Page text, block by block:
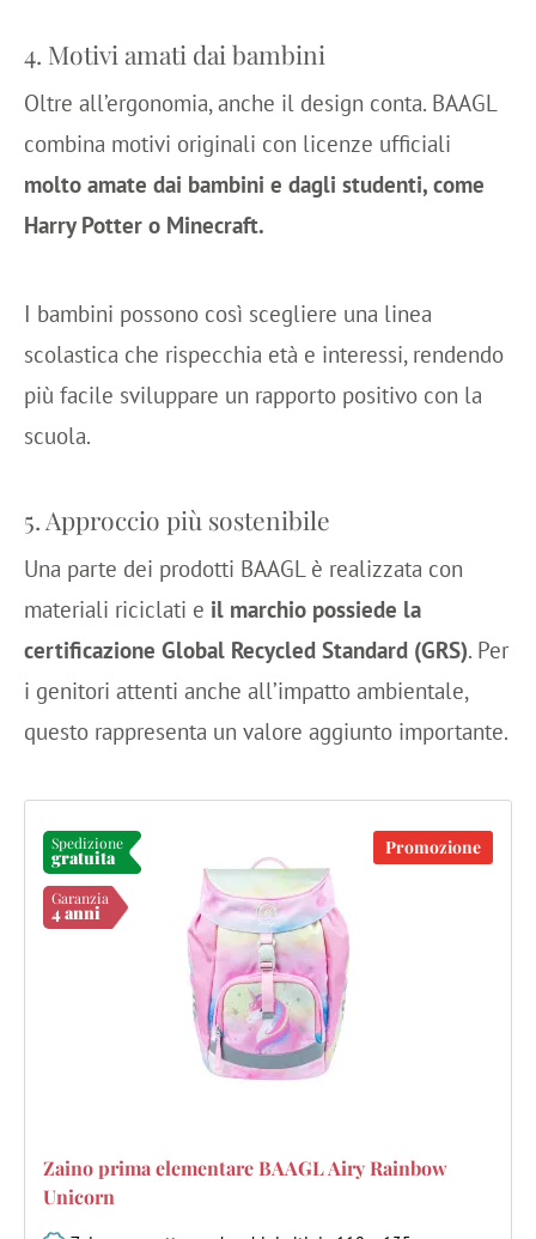
4. Motivi amati dai bambini
Oltre all’ergonomia, anche il design conta. BAAGL
combina motivi originali con licenze ufficiali
molto amate dai bambini e dagli studenti, come
Harry Potter o Minecraft.
I bambini possono così scegliere una linea
scolastica che rispecchia età e interessi, rendendo
più facile sviluppare un rapporto positivo con la
scuola.
5. Approccio più sostenibile
Una parte dei prodotti BAAGL è realizzata con
materiali riciclati e il marchio possiede la
certificazione Global Recycled Standard (GRS). Per
i genitori attenti anche all’impatto ambientale,
questo rappresenta un valore aggiunto importante.
Spedizione
gratuita
Garanzia
4 anni
Promozione
Zaino prima elementare BAAGL Airy Rainbow
Unicorn